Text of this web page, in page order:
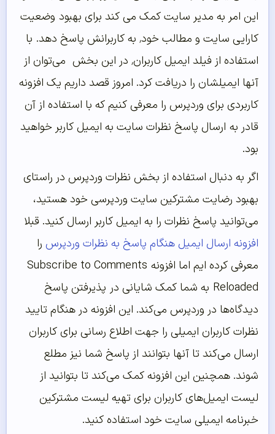
این امر به مدیر سایت کمک می کند برای بهبود وضعیت
کارایی سایت و مطالب خود٬ به کاربرانش پاسخ دهد. با
استفاده از فیلد ایمیل‌ کاربران٬ در این بخش می‌توان از
آنها ایمیلشان را دریافت کرد. امروز قصد داریم یک افزونه
کاربردی برای وردپرس را معرفی کنیم که با استفاده از آن
قادر به ارسال پاسخ نظرات سایت به ایمیل کاربر خواهید
بود.
اگر به دنبال استفاده از بخش نظرات وردپرس در راستای
بهبود رضایت مشترکین سایت وردپرسی خود هستید،
می‌توانید پاسخ نظرات را به ایمیل کاربر ارسال کنید. قبلا
افزونه ارسال ایمیل هنگام پاسخ به نظرات وردپرس را
معرفی کرده ایم اما افزونه Subscribe to Comments
Reloaded به شما کمک شایانی در پذیرفتن پاسخ
دیدگاه‌ها در وردپرس می‌کند. این افزونه در هنگام تایید
نظرات کاربران ایمیلی را جهت اطلاع‌ رسانی برای کاربران
ارسال می‌کند تا آنها بتوانند از پاسخ شما نیز مطلع
شوند. همچنین این افزونه کمک می‌کند تا بتوانید از
لیست ایمیل‌های کاربران برای تهیه لیست مشترکین
خبرنامه ایمیلی سایت خود استفاده کنید.